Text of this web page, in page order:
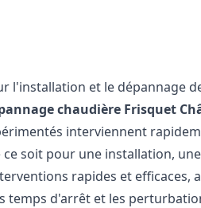
l'installation et le dépannage
chaudière Frisquet
interviennent
soit pour une installation,
rapides et efficaces,
temps d'arrêt et les